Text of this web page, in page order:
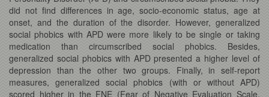
did not find differences in age, socio-economic status, age at
onset, and the duration of the disorder. However, generalized
social phobics with APD were more likely to be single or taking
medication than circumscribed social phobics. Besides,
generalized social phobics with APD presented a higher level of
depression than the other two groups. Finally, in self-report
measures, generalized social phobics (with or without APD)
scored higher in the FNE (Fear of Negative Evaluation Scale,